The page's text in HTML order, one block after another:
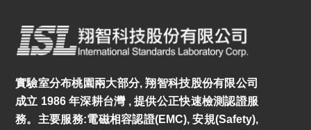
實驗室分布桃園兩大部分, 翔智科技股份有限公司
成立 1986 年深耕台灣 , 提供公正快速檢測認證服
務。主要服務:電磁相容認證(EMC), 安規(Safety),